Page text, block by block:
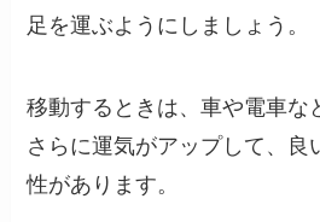
足を運ぶようにしましょう。
移動するときは、車や電車な
さらに運気がアップして、良
性があります。